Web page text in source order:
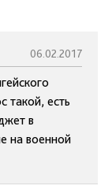
06.02.2017
такой, есть
в
на военной